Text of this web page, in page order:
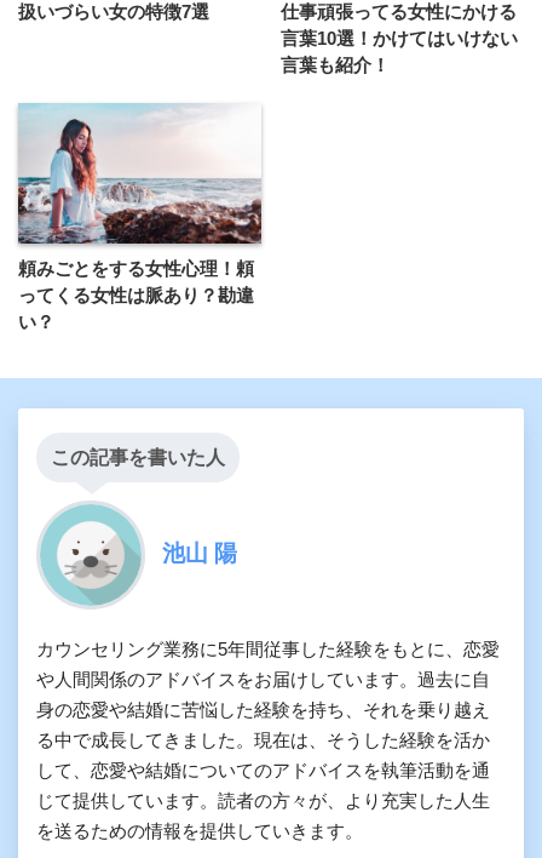
扱いづらい女の特徴7選
仕事頑張ってる女性にかける
言葉10選！かけてはいけない
言葉も紹介！
頼みごとをする女性心理！頼
ってくる女性は脈あり？勘違
い？
この記事を書いた人
池山 陽
カウンセリング業務に5年間従事した経験をもとに、恋愛
や人間関係のアドバイスをお届けしています。過去に自
身の恋愛や結婚に苦悩した経験を持ち、それを乗り越え
る中で成長してきました。現在は、そうした経験を活か
して、恋愛や結婚についてのアドバイスを執筆活動を通
じて提供しています。読者の方々が、より充実した人生
を送るための情報を提供していきます。